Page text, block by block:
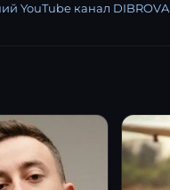
YouTube канал DIBROVA